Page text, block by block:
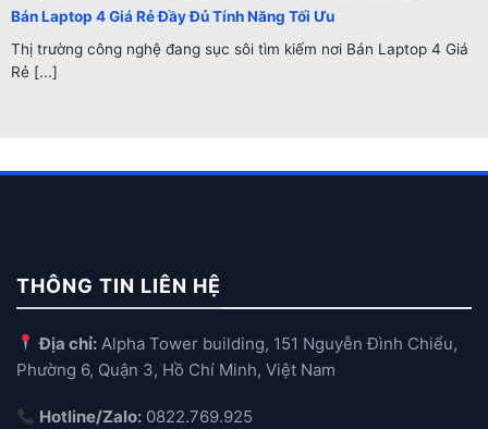
Bán Laptop 4 Giá Rẻ Đầy Đủ Tính Năng Tối Ưu
Thị trường công nghệ đang sục sôi tìm kiếm nơi Bán Laptop 4 Giá
Rẻ [...]
THÔNG TIN LIÊN HỆ
Địa chỉ: Alpha Tower building, 151 Nguyễn Đình Chiểu,
Phường 6, Quận 3, Hồ Chí Minh, Việt Nam
Hotline/Zalo: 0822.769.925